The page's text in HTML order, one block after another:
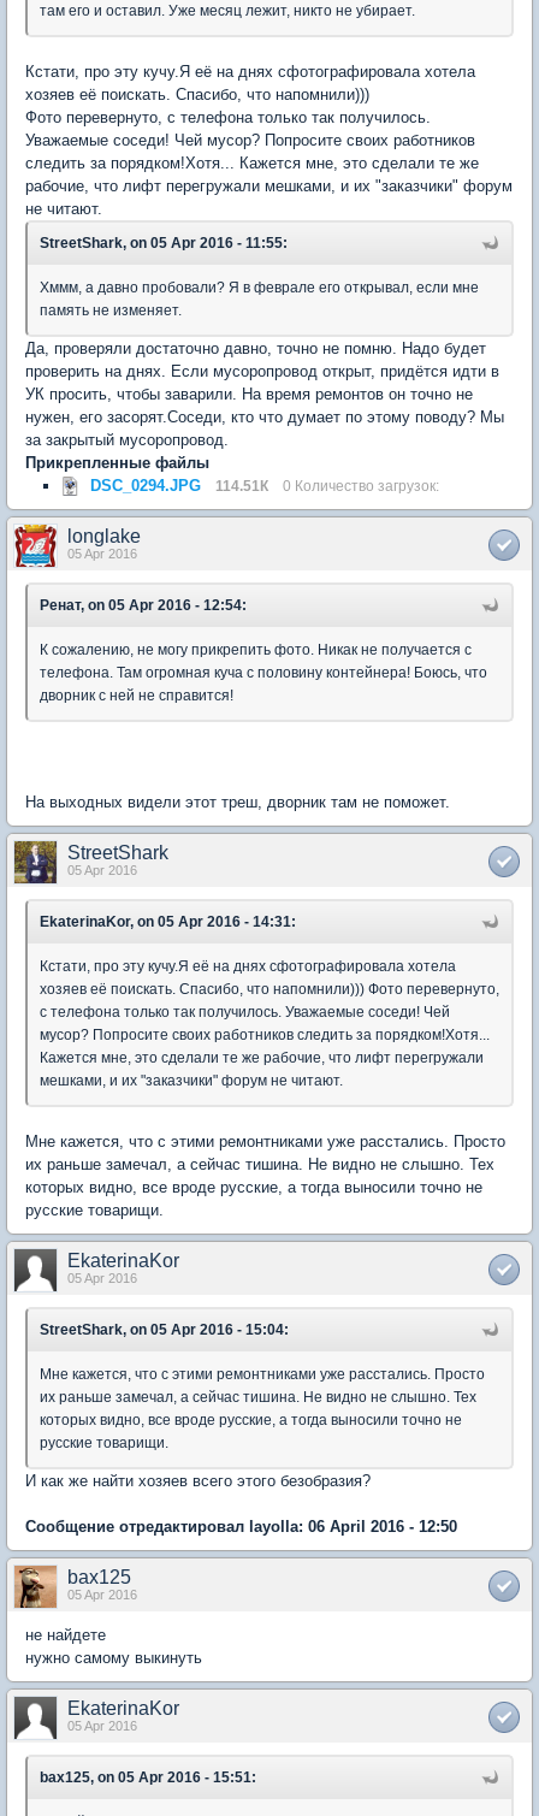
там его и оставил. Уже месяц лежит, никто не убирает.
Кстати, про эту кучу.Я её на днях сфотографировала хотела
хозяев её поискать. Спасибо, что напомнили)))
Фото перевернуто, с телефона только так получилось.
Уважаемые соседи! Чей мусор? Попросите своих работников
следить за порядком!Хотя... Кажется мне, это сделали те же
рабочие, что лифт перегружали мешками, и их "заказчики" форум
не читают.
StreetShark, on 05 Apr 2016 - 11:55:
Хммм, а давно пробовали? Я в феврале его открывал, если мне
память не изменяет.
Да, проверяли достаточно давно, точно не помню. Надо будет
проверить на днях. Если мусоропровод открыт, придётся идти в
УК просить, чтобы заварили. На время ремонтов он точно не
нужен, его засорят.Соседи, кто что думает по этому поводу? Мы
за закрытый мусоропровод.
Прикрепленные файлы
DSC_0294.JPG
114.51К 0 Количество загрузок:
longlake
05 Apr 2016
Ренат, on 05 Apr 2016 - 12:54:
К сожалению, не могу прикрепить фото. Никак не получается с
телефона. Там огромная куча с половину контейнера! Боюсь, что
дворник с ней не справится!
На выходных видели этот треш, дворник там не поможет.
StreetShark
05 Apr 2016
EkaterinaKor, on 05 Apr 2016 - 14:31:
Кстати, про эту кучу.Я её на днях сфотографировала хотела
хозяев её поискать. Спасибо, что напомнили))) Фото перевернуто,
с телефона только так получилось. Уважаемые соседи! Чей
мусор? Попросите своих работников следить за порядком!Хотя...
Кажется мне, это сделали те же рабочие, что лифт перегружали
мешками, и их "заказчики" форум не читают.
Мне кажется, что с этими ремонтниками уже расстались. Просто
их раньше замечал, а сейчас тишина. Не видно не слышно. Тех
которых видно, все вроде русские, а тогда выносили точно не
русские товарищи.
EkaterinaKor
05 Apr 2016
StreetShark, on 05 Apr 2016 - 15:04:
Мне кажется, что с этими ремонтниками уже расстались. Просто
их раньше замечал, а сейчас тишина. Не видно не слышно. Тех
которых видно, все вроде русские, а тогда выносили точно не
русские товарищи.
И как же найти хозяев всего этого безобразия?
Сообщение отредактировал layolla: 06 April 2016 - 12:50
bax125
05 Apr 2016
не найдете
нужно самому выкинуть
EkaterinaKor
05 Apr 2016
bax125, on 05 Apr 2016 - 15:51: